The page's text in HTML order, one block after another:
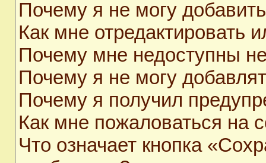
Почему я не могу
Как мне отредактировать
Почему мне недоступны
Почему я не могу
Почему я получил
Как мне пожаловаться на
Что означает кнопка